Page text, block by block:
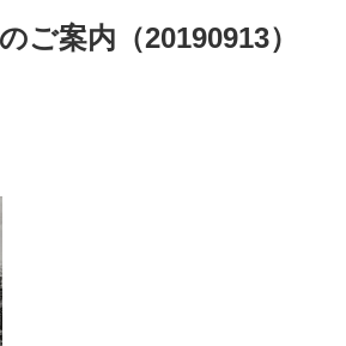
ご案内（20190913）